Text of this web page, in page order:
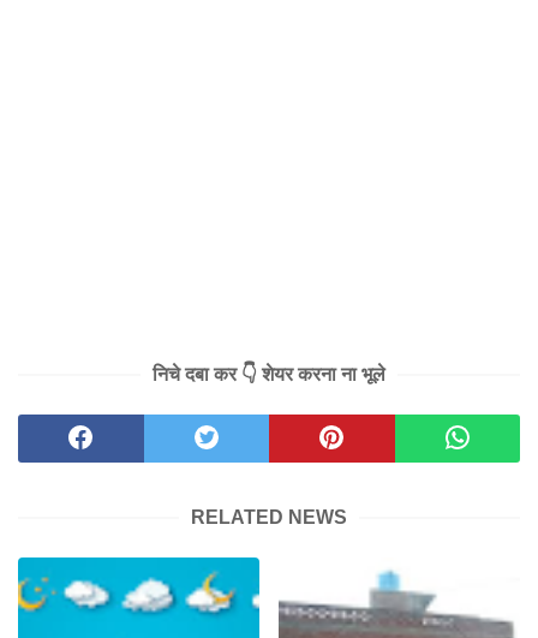
निचे दबा कर 👇 शेयर करना ना भूले
RELATED NEWS